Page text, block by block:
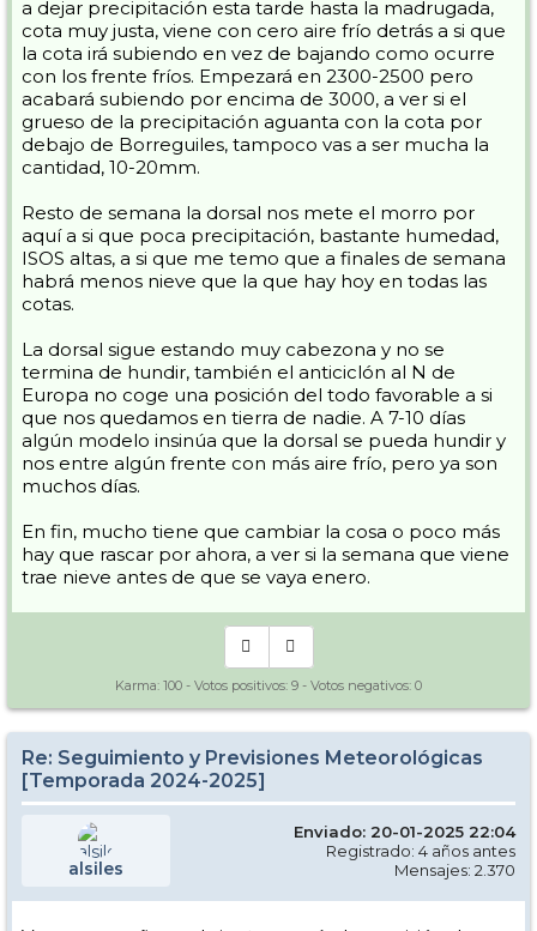
a dejar precipitación esta tarde hasta la madrugada,
cota muy justa, viene con cero aire frío detrás a si que
la cota irá subiendo en vez de bajando como ocurre
con los frente fríos. Empezará en 2300-2500 pero
acabará subiendo por encima de 3000, a ver si el
grueso de la precipitación aguanta con la cota por
debajo de Borreguiles, tampoco vas a ser mucha la
cantidad, 10-20mm.
Resto de semana la dorsal nos mete el morro por
aquí a si que poca precipitación, bastante humedad,
ISOS altas, a si que me temo que a finales de semana
habrá menos nieve que la que hay hoy en todas las
cotas.
La dorsal sigue estando muy cabezona y no se
termina de hundir, también el anticiclón al N de
Europa no coge una posición del todo favorable a si
que nos quedamos en tierra de nadie. A 7-10 días
algún modelo insinúa que la dorsal se pueda hundir y
nos entre algún frente con más aire frío, pero ya son
muchos días.
En fin, mucho tiene que cambiar la cosa o poco más
hay que rascar por ahora, a ver si la semana que viene
trae nieve antes de que se vaya enero.
Karma: 100 - Votos positivos: 9 - Votos negativos: 0
Re: Seguimiento y Previsiones Meteorológicas
[Temporada 2024-2025]
alsiles
Enviado: 20-01-2025 22:04
Registrado: 4 años antes
Mensajes: 2.370